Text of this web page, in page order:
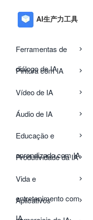
Ferramentas de
diálogo de IA
Pintura com IA
Vídeo de IA
Áudio de IA
Educação e
aprendizado com IA
Produtividade da IA
Vida e
entretenimento com
IA
Aplicativos